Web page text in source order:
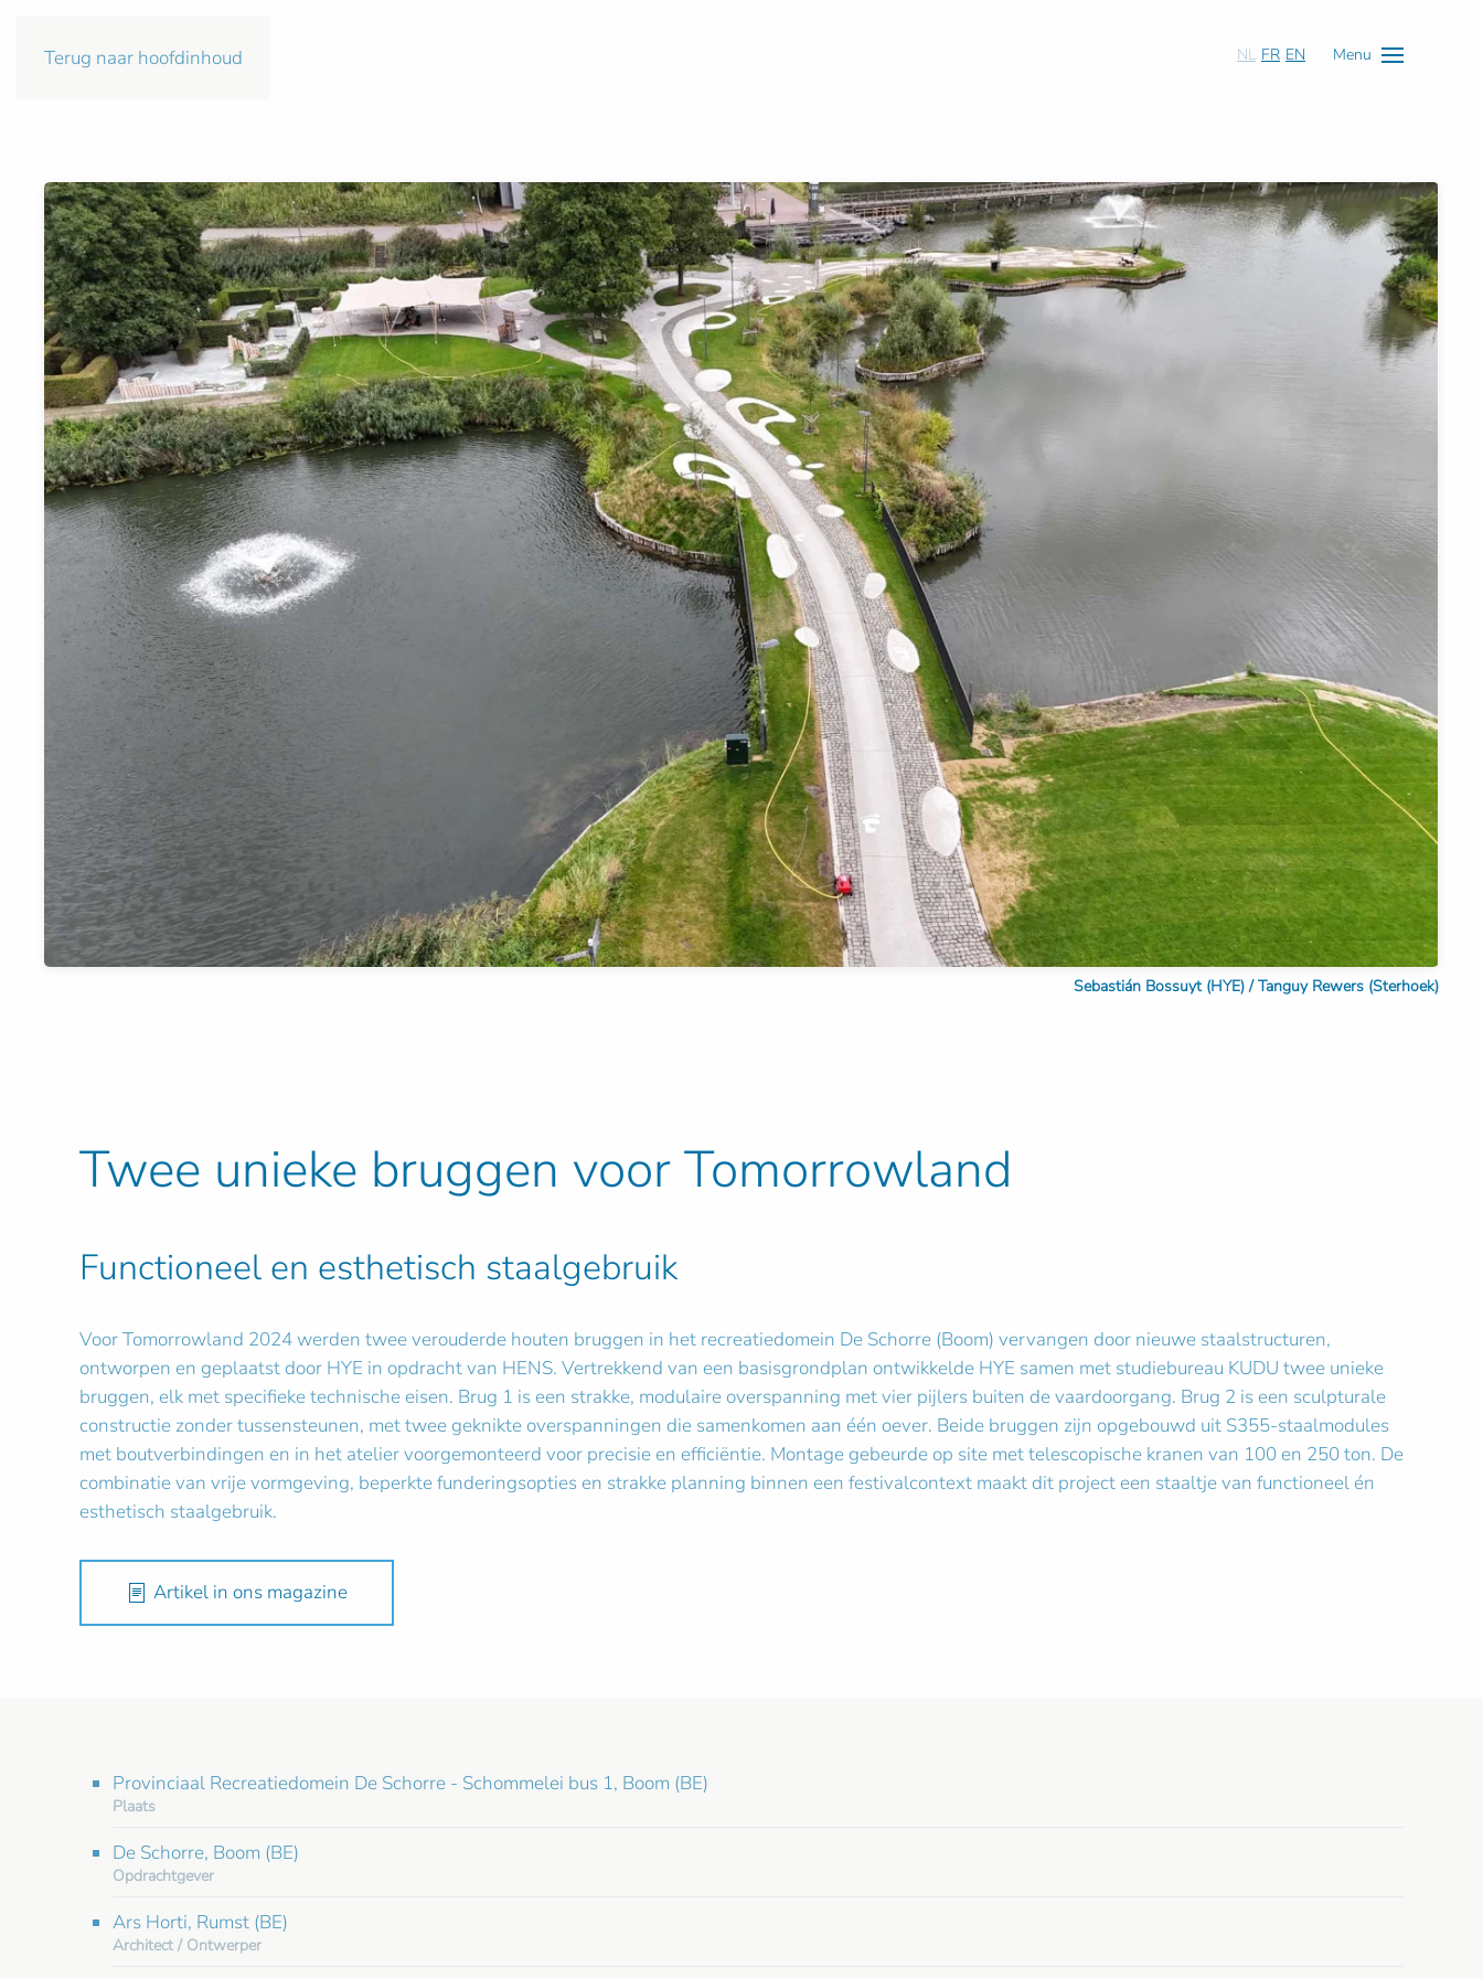
Terug naar hoofdinhoud NL FR EN Menu
Sebastián Bossuyt (HYE) / Tanguy Rewers (Sterhoek)
Twee unieke bruggen voor Tomorrowland
Functioneel en esthetisch staalgebruik
Voor Tomorrowland 2024 werden twee verouderde houten bruggen in het recreatiedomein De Schorre (Boom) vervangen door nieuwe staalstructuren,
ontworpen en geplaatst door HYE in opdracht van HENS. Vertrekkend van een basisgrondplan ontwikkelde HYE samen met studiebureau KUDU twee unieke
bruggen, elk met specifieke technische eisen. Brug 1 is een strakke, modulaire overspanning met vier pijlers buiten de vaardoorgang. Brug 2 is een sculpturale
constructie zonder tussensteunen, met twee geknikte overspanningen die samenkomen aan één oever. Beide bruggen zijn opgebouwd uit S355-staalmodules
met boutverbindingen en in het atelier voorgemonteerd voor precisie en efficiëntie. Montage gebeurde op site met telescopische kranen van 100 en 250 ton. De
combinatie van vrije vormgeving, beperkte funderingsopties en strakke planning binnen een festivalcontext maakt dit project een staaltje van functioneel én
esthetisch staalgebruik.
Artikel in ons magazine
Provinciaal Recreatiedomein De Schorre - Schommelei bus 1, Boom (BE)
Plaats
De Schorre, Boom (BE)
Opdrachtgever
Ars Horti, Rumst (BE)
Architect / Ontwerper